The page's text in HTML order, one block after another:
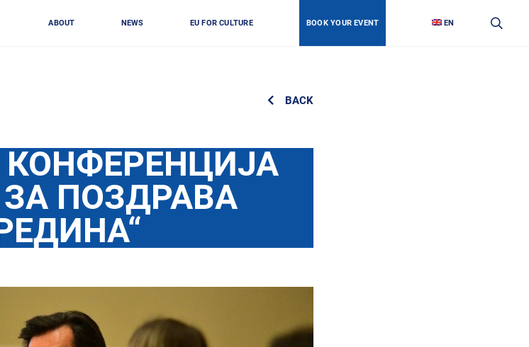
ABOUT NEWS EU FOR CULTURE BOOK YOUR EVENT EN
BACK
ПОЗДРАВA